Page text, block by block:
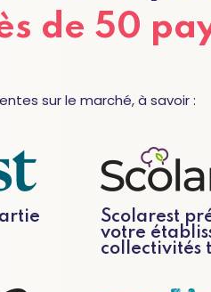
de 50
sur le marché, à savoir :
Scolarest
votre
collectivités